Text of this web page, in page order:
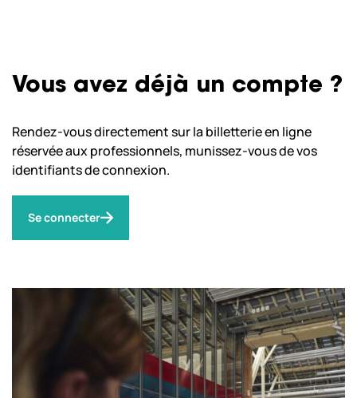
Vous avez déjà un compte ?
Rendez-vous directement sur la billetterie en ligne
réservée aux professionnels, munissez-vous de vos
identifiants de connexion.
Se connecter